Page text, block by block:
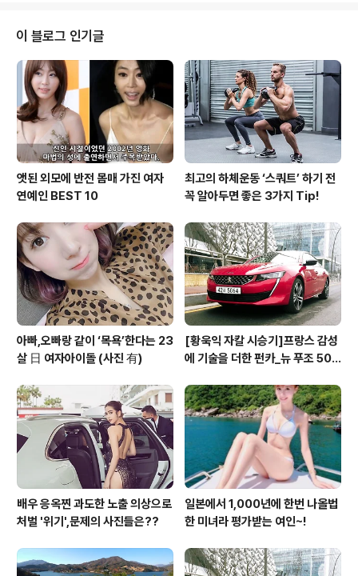
에 가족한정특약이 있지만 모든 가족 구성원이 특약의 혜
택을 받는 것은 아니기 때문에 범위에 대해 잘 알아둘 필요
가 있다. 가장 많은 실수를 하는 형재, 자매, 남매는 내 가족
이지만 자동차보험에서는 가족으로 인정되지 않는다. 가족
한정의 범위는 부모, 나와 배우자, 자녀(배우자의 자녀 포
함)까지 즉 1촌까지만 인정되기 때문이다..
이 블로그 인기글
앳된 외모에 반전 몸매 가진 여자
연예인 BEST 10
최고의 하체운동 ‘스쿼트’ 하기 전
꼭 알아두면 좋은 3가지 Tip!
아빠,오빠랑 같이 ‘목욕’한다는 23
살 日 여자아이돌 (사진 有)
[황욱익 자칼 시승기]프랑스 감성
에 기술을 더한 펀카_뉴 푸조 508
배우 응옥찐 과도한 노출 의상으로
처벌 '위기',문제의 사진들은??
일본에서 1,000년에 한번 나올법
한 미녀라 평가받는 여인~!